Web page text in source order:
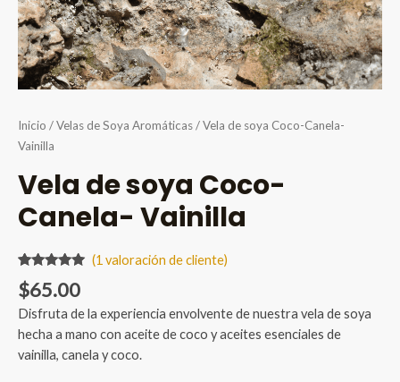
Inicio /Velas de Soya Aromáticas/ Vela de soya Coco-Canela-
Vainilla
Vela de soya Coco-
Canela- Vainilla
Valorado
5.00sobre
5 basado
en
1
puntuación
de cliente
(1 valoración de cliente)
$65.00
Disfruta de la experiencia envolvente de nuestra vela de soya
hecha a mano con aceite de coco y aceites esenciales de
vainilla, canela y coco.